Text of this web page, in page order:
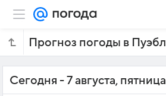
Сегодня - 7 августа, пятница